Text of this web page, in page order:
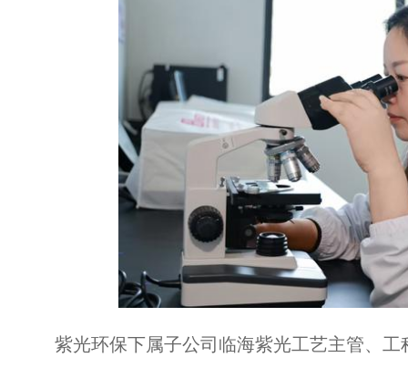
紫光环保下属子公司临海紫光工艺主管、